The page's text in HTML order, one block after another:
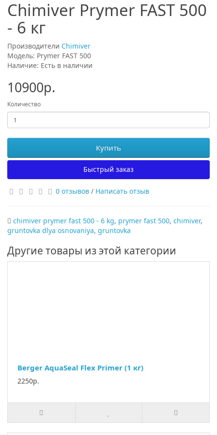
Chimiver Prymer FAST 500
- 6 кг
Производители Chimiver
Модель: Prymer FAST 500
Наличие: Есть в наличии
10900р.
Количество
Купить
Быстрый заказ
0 отзывов / Написать отзыв
chimiver prymer fast 500 - 6 kg, prymer fast 500, chimiver,
gruntovka dlya osnovaniya, gruntovka
Другие товары из этой категории
Berger AquaSeal Flex Primer (1 кг)
2250р.